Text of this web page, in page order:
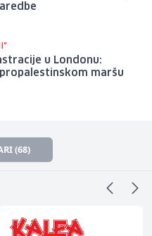
u Londonu:
maršu
(68)